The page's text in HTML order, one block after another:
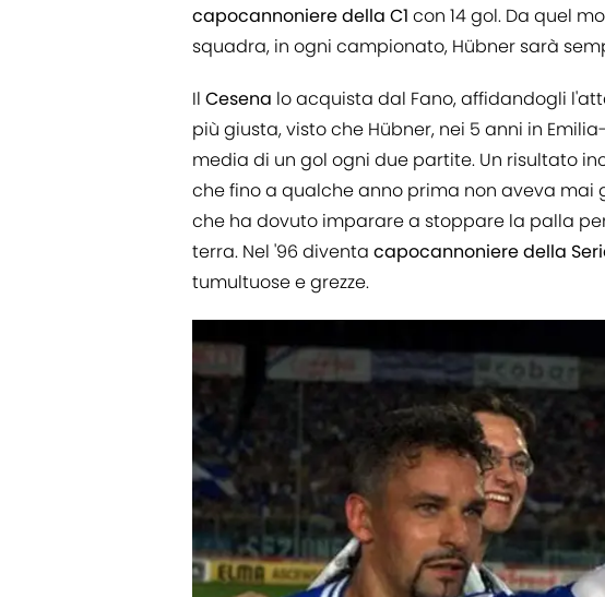
capocannoniere della C1 con 14 gol. Da quel
squadra, in ogni campionato, Hübner sarà
Il Cesena lo acquista dal Fano, affidandogli
più giusta, visto che Hübner, nei 5 anni in
media di un gol ogni due partite. Un risultato
che fino a qualche anno prima non aveva mai
che ha dovuto imparare a stoppare la palla
terra. Nel '96 diventa capocannoniere della
tumultuose e grezze.